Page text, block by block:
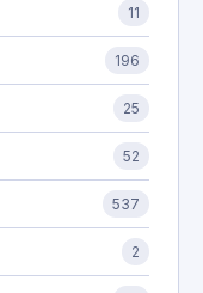
11
196
25
52
537
2